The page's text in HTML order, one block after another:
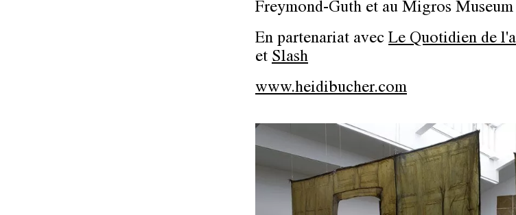
Freymond-Guth et au Migros
En partenariat avec Le Quotidien de
et Slash
www.heidibucher.com